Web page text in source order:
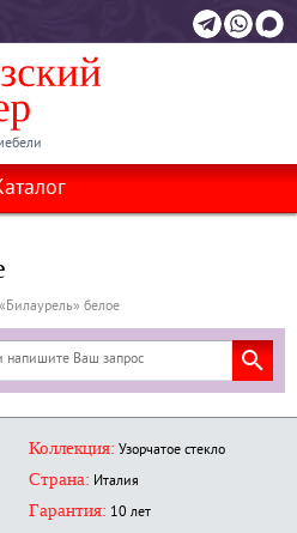
«Билаурель» белое
Коллекция: Узорчатое стекло
Страна: Италия
Гарантия: 10 лет